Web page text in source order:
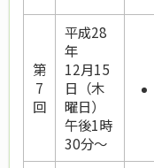
第
7
回
平成28
年
12月15
日（木
曜日）
午後1時
30分～